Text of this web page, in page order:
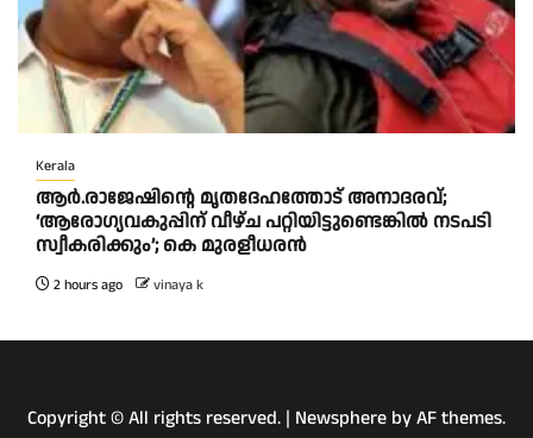
Kerala
ആര്‍.രാജേഷിന്റെ മൃതദേഹത്തോട് അനാദരവ്;
‘ആരോഗ്യവകുപ്പിന് വീഴ്ച പറ്റിയിട്ടുണ്ടെങ്കില്‍ നടപടി
സ്വീകരിക്കും’; കെ മുരളീധരന്‍
2 hours ago vinaya k
Copyright © All rights reserved. | Newsphere by AF themes.